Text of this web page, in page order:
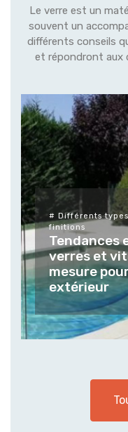
Le verre est un
souvent un
différents conseils
et répondront aux
# Différents
finitions
Tendances
verres et
mesure
extérieur